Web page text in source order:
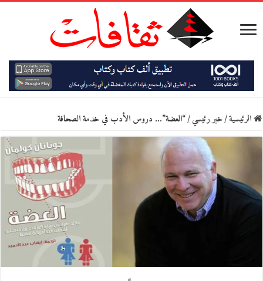
الرئيسية/خبر رئيسي/“العضة”… دروس الأدب في خدمة الصحافة